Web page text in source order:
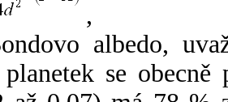
,
albedo,
se